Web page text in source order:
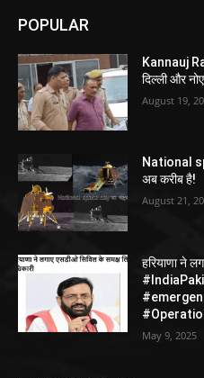
POPULAR
Kannauj
दिल्ली और
August 19,
National
अब करीब है!
August 21,
हरियाणा ने
May 9, 2025